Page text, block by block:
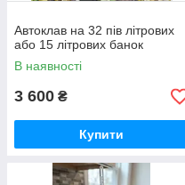
женіться за ціною
тому що від цього може
Телефонуйте
раді спілкуванню
Автоклав на 32 пів літрових
або 15 літрових банок
В наявності
3 600 ₴
Купити